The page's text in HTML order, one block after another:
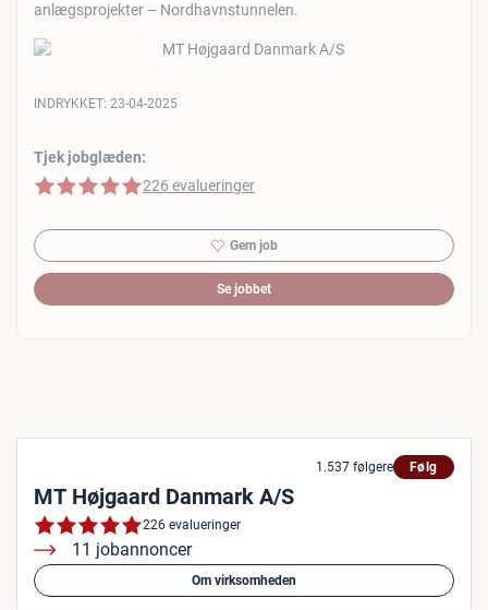
anlægsprojekter – Nordhavnstunnelen.
Tjek jobglæden:
5 af 5 stjerner
226 evalueringer
INDRYKKET: 23-04-2025
Gem job
Se jobbet
1.537 følgere Følg
MT Højgaard Danmark A/S
226 evalueringer
11 jobannoncer
Om virksomheden